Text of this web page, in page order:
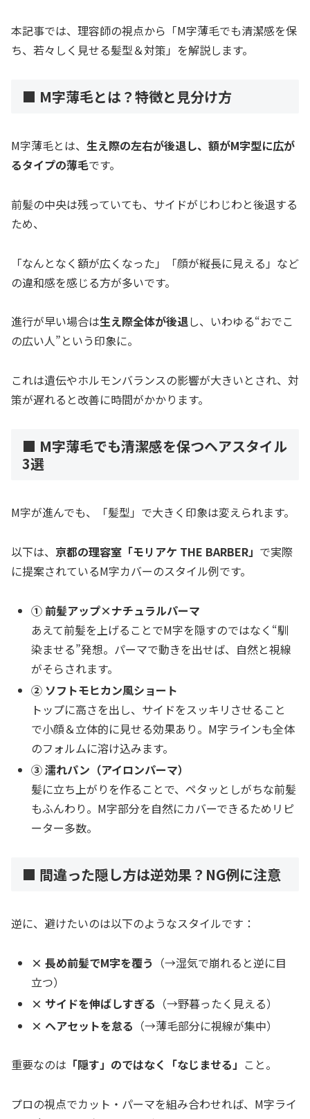
本記事では、理容師の視点から「M字薄毛でも清潔感を保
ち、若々しく見せる髪型＆対策」を解説します。
■ M字薄毛とは？特徴と見分け方
M字薄毛とは、 生え際の左右が後退し、額がM字型に広が
るタイプの薄毛です。
前髪の中央は残っていても、サイドがじわじわと後退する
ため、
「なんとなく額が広くなった」「顔が縦長に見える」など
の違和感を感じる方が多いです。
進行が早い場合は生え際全体が後退し、いわゆる“おでこ
の広い人”という印象に。
これは遺伝やホルモンバランスの影響が大きいとされ、対
策が遅れると改善に時間がかかります。
■ M字薄毛でも清潔感を保つヘアスタイル
3選
M字が進んでも、「髪型」で大きく印象は変えられます。
以下は、 京都の理容室「モリアケ THE BARBER」 で実際
に提案されているM字カバーのスタイル例です。
① 前髪アップ×ナチュラルパーマ
あえて前髪を上げることでM字を隠すのではなく“馴
染ませる”発想。パーマで動きを出せば、自然と視線
がそらされます。
② ソフトモヒカン風ショート
トップに高さを出し、サイドをスッキリさせること
で小顔＆立体的に見せる効果あり。M字ラインも全体
のフォルムに溶け込みます。
③ 濡れパン（アイロンパーマ）
髪に立ち上がりを作ることで、ペタッとしがちな前髪
もふんわり。M字部分を自然にカバーできるためリピ
ーター多数。
■ 間違った隠し方は逆効果？NG例に注意
逆に、避けたいのは以下のようなスタイルです：
× 長め前髪でM字を覆う （→湿気で崩れると逆に目
立つ）
× サイドを伸ばしすぎる （→野暮ったく見える）
× ヘアセットを怠る （→薄毛部分に視線が集中）
重要なのは 「隠す」のではなく「なじませる」 こと。
プロの視点でカット・パーマを組み合わせれば、M字ライ